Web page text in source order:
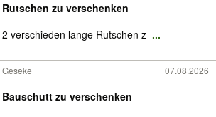
Rutschen zu verschenken
2 verschieden lange Rutschen z ...
Geseke 07.08.2026
Bauschutt zu verschenken